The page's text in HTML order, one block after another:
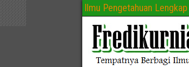
Ilmu Pengetahuan Lengkap